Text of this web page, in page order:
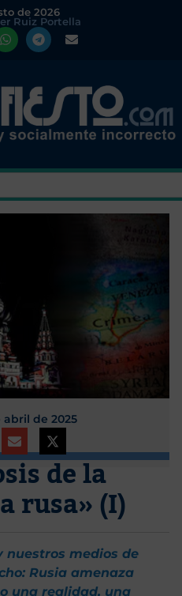
de 2026
Ruiz Portella
abril de 2025
de la
rusa» (I)
nuestros medios de
Rusia amenaza
una realidad, una